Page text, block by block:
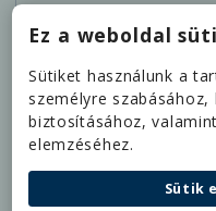
Ez a weboldal
Sütiket használunk a
személyre
biztosításához,
elemzéséhez.
Sütik
Rendelkezem
jogviszonnyal
hozzájárulok ahhoz,
Cégcsoport, mint
anyagomban
adataimat kezelje az
Tájékoztatóban